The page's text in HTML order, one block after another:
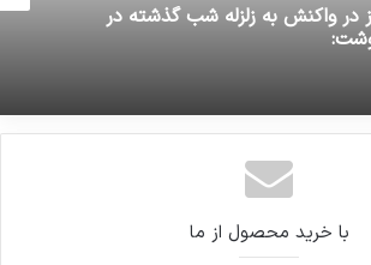
در واکنش به زلزله شب گذشته در
با خرید محصول از ما